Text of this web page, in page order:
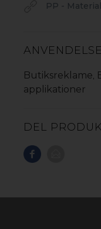
PP -
Butiksreklame,
applikationer
DEL